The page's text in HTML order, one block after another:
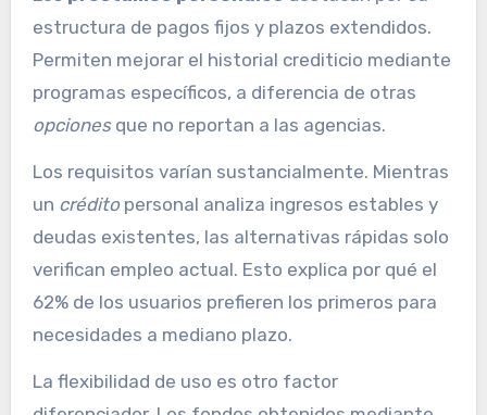
estructura de pagos fijos y plazos extendidos.
Permiten mejorar el historial crediticio mediante
programas específicos, a diferencia de otras
opcionesque no reportan a las agencias.
Los requisitos varían sustancialmente. Mientras
un créditopersonal analiza ingresos estables y
deudas existentes, las alternativas rápidas solo
verifican empleo actual. Esto explica por qué el
62% de los usuarios prefieren los primeros para
necesidades a mediano plazo.
La flexibilidad de uso es otro factor